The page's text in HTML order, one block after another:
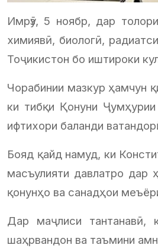
Имрӯз, 5 ноябр, дар
химиявӣ, биологӣ,
Тоҷикистон бо иштироки
Чорабинии мазкур ҳамчун
ки тибқи Қонуни
ифтихори баланди
Бояд қайд намуд, ки
масъулияти давлатро дар
қонунҳо ва санадҳои
Дар маҷлиси тантанавӣ,
шаҳрвандон ва таъмини